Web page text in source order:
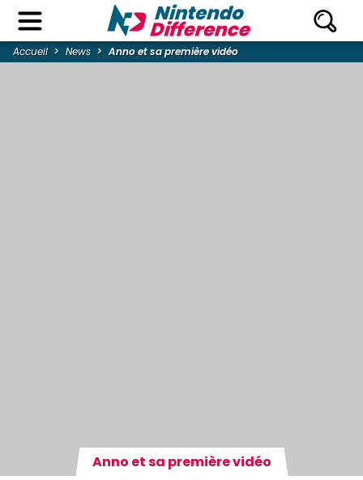
Accueil News Anno et sa première vidéo
Anno et sa première vidéo